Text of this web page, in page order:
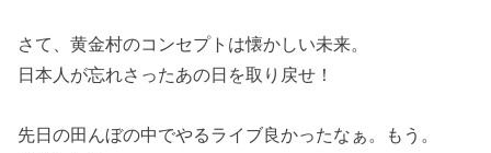
さて、黄金村のコンセプトは懐かしい未来。
日本人が忘れさったあの日を取り戻せ！
先日の田んぼの中でやるライブ良かったなぁ。もう。